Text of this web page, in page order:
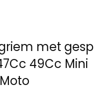
met gesp
49Cc Mini